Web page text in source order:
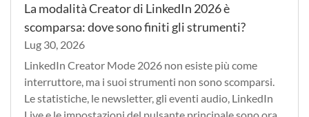
La modalità Creator di LinkedIn 2026 è
scomparsa: dove sono finiti gli strumenti?
Lug 30, 2026
LinkedIn Creator Mode 2026 non esiste più come
interruttore, ma i suoi strumenti non sono scomparsi.
Le statistiche, le newsletter, gli eventi audio, LinkedIn